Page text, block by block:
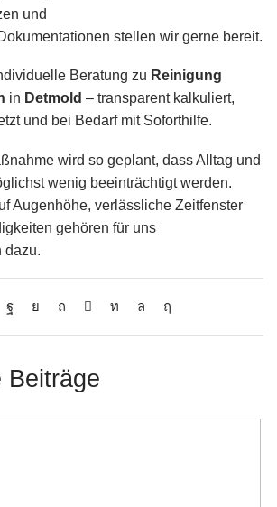
und
stellen wir gerne bereit.
Beratung zu Reinigung
in Detmold – transparent kalkuliert,
und bei Bedarf mit Soforthilfe.
wird so geplant, dass Alltag und
wenig beeinträchtigt werden.
Augenhöhe, verlässliche Zeitfenster
gehören für uns
dazu.
Beiträge